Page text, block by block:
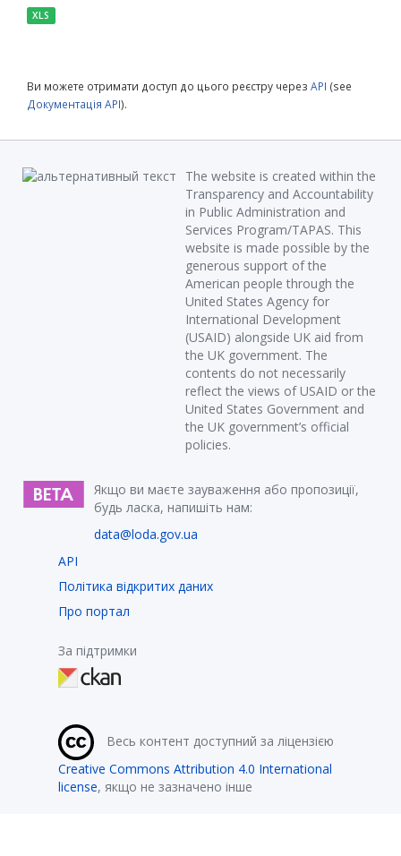
XLS
Ви можете отримати доступ до цього реєстру через API (see
Документація API).
The website is created within the
Transparency and Accountability
in Public Administration and
Services Program/TAPAS. This
website is made possible by the
generous support of the
American people through the
United States Agency for
International Development
(USAID) alongside UK aid from
the UK government. The
contents do not necessarily
reflect the views of USAID or the
United States Government and
the UK government’s official
policies.
Якщо ви маєте зауваження або пропозиції,
будь ласка, напишіть нам:
data@loda.gov.ua
API
Політика відкритих даних
Про портал
За підтримки
Весь контент доступний за ліцензією
Creative Commons Attribution 4.0 International
license, якщо не зазначено інше